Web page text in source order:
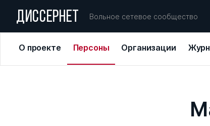
ДИССЕРНЕТ Вольное сетевое сообщество
О проекте Персоны Организации